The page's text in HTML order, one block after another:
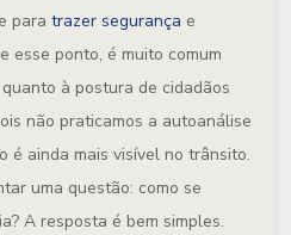
para trazer segurança e
esse ponto, é muito comum
à postura de cidadãos
não praticamos a autoanálise
é ainda mais visível no trânsito.
uma questão: como se
A resposta é bem simples.